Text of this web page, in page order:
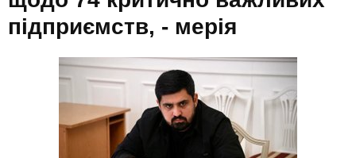
підприємств, - мерія